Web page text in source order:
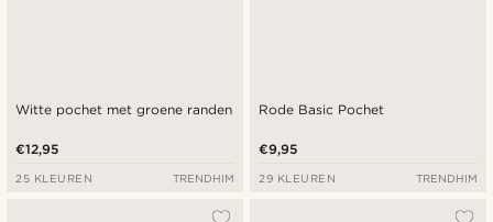
Witte pochet met groene randen
€12,95
25 KLEUREN TRENDHIM
Rode Basic Pochet
€9,95
29 KLEUREN TRENDHIM